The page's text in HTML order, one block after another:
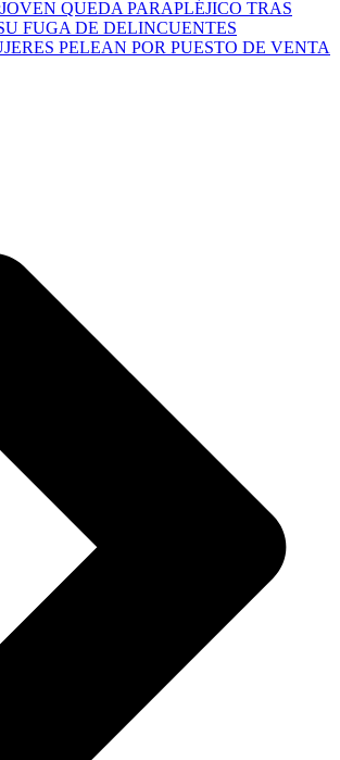
JOVEN QUEDA PARAPLÉJICO TRAS
FUGA DE DELINCUENTES
PELEAN POR PUESTO DE VENTA